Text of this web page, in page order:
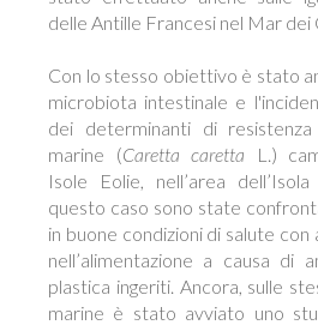
delle Antille Francesi nel Mar dei
Con lo stesso obiettivo è stato
microbiota intestinale e
dei determinanti di
marine (Caretta caretta L.)
Isole Eolie, nell’area
questo caso sono state
in buone condizioni di salute con
nell’alimentazione a causa di
plastica ingeriti. Ancora, sulle
marine è stato avviato uno